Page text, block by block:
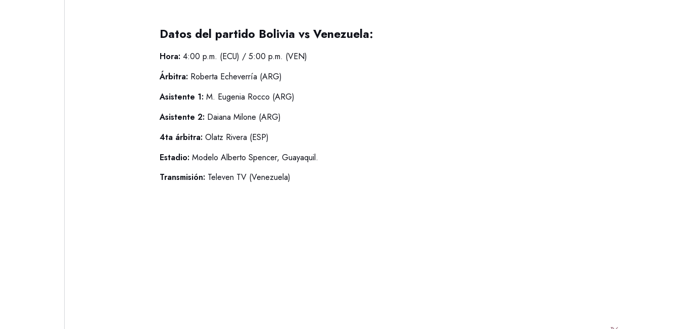
Datos del partido Bolivia vs Venezuela:
Hora: 4:00 p.m. (ECU) / 5:00 p.m. (VEN)
Árbitra: Roberta Echeverría (ARG)
Asistente 1: M. Eugenia Rocco (ARG)
Asistente 2: Daiana Milone (ARG)
4ta árbitra: Olatz Rivera (ESP)
Estadio: Modelo Alberto Spencer, Guayaquil.
Transmisión: Televen TV (Venezuela)